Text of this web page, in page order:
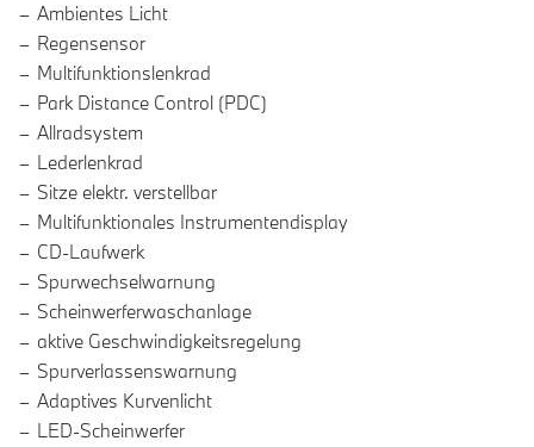
Ambientes Licht
Regensensor
Multifunktionslenkrad
Park Distance Control (PDC)
Allradsystem
Lederlenkrad
Sitze elektr. verstellbar
Multifunktionales Instrumentendisplay
CD-Laufwerk
Spurwechselwarnung
Scheinwerferwaschanlage
aktive Geschwindigkeitsregelung
Spurverlassenswarnung
Adaptives Kurvenlicht
LED-Scheinwerfer